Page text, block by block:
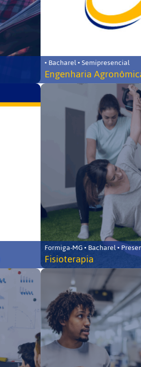
• Bacharel • Semipresencial
Engenharia
Formiga-MG • Bacharel •
Fisioterapia